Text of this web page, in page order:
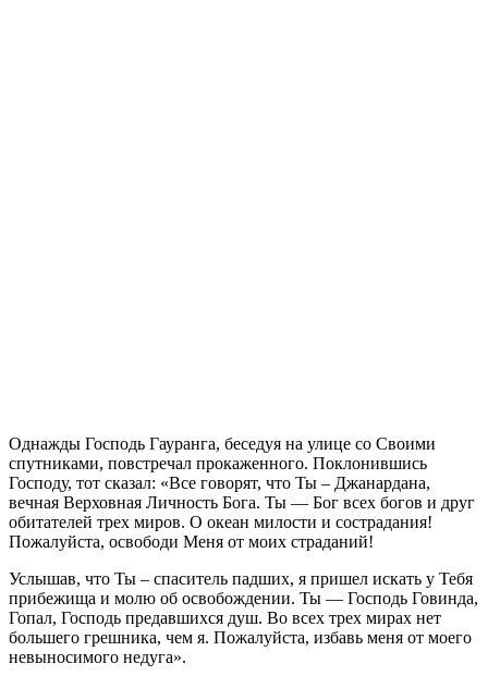
Однажды Господь Гауранга, беседуя на улице со Своими
спутниками, повстречал прокаженного. Поклонившись
Господу, тот сказал: «Все говорят, что Ты – Джанардана,
вечная Верховная Личность Бога. Ты — Бог всех богов и друг
обитателей трех миров. О океан милости и сострадания!
Пожалуйста, освободи Меня от моих страданий!
Услышав, что Ты – спаситель падших, я пришел искать у Тебя
прибежища и молю об освобождении. Ты — Господь Говинда,
Гопал, Господь предавшихся душ. Во всех трех мирах нет
большего грешника, чем я. Пожалуйста, избавь меня от моего
невыносимого недуга».